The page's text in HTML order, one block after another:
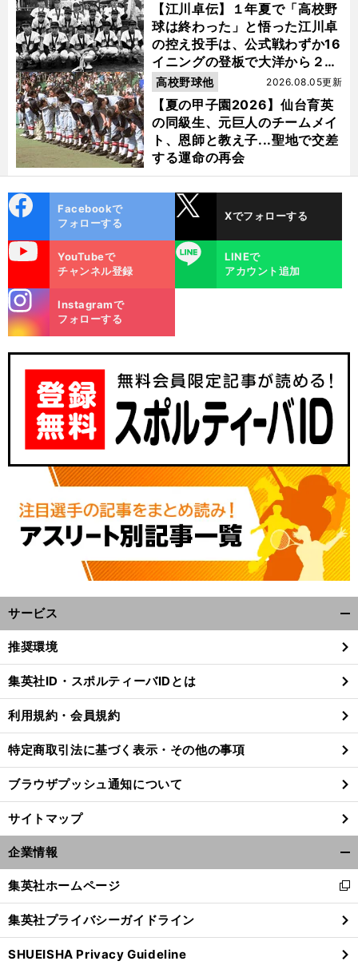
【江川卓伝】１年夏で「高校野
球は終わった」と悟った江川卓
の控え投手は、公式戦わずか16
イニングの登板で大洋から２位
指名を受けた
【夏の甲子園2026】仙台育英
の同級生、元巨人のチームメイ
ト、恩師と教え子...聖地で交差
する運命の再会
2026.08.05更新
高校野球他
ok
Facebookで
フォローする
Xでフォローする
YouTubeで
チャンネル登録
LINE
LINEで
アカウント追加
m
Instagramで
フォローする
サービス
閉
る
推奨環境
集英社ID・スポルティーバIDとは
利用規約・会員規約
特定商取引法に基づく表示・その他の事項
ブラウザプッシュ通知について
サイトマップ
企業情報
閉
る
集英社ホームページ
新
し
い
ウ
ィ
集英社プライバシーガイドライン
SHUEISHA Privacy Guideline